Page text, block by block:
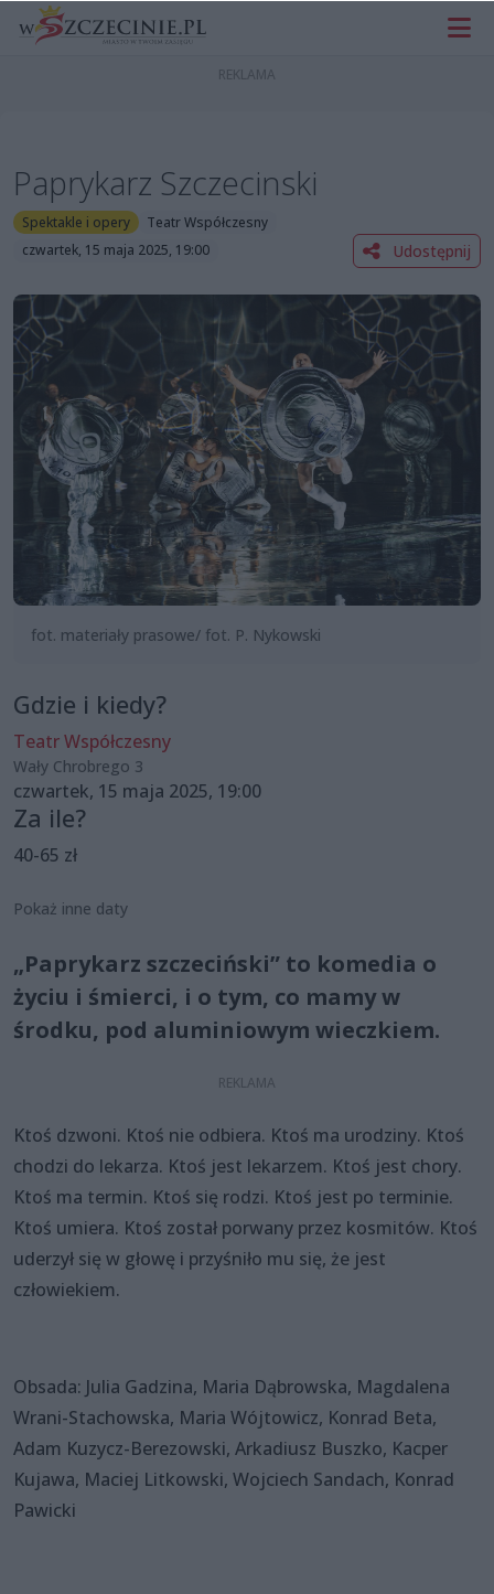
Paprykarz Szczecinski
Spektakle i opery
Teatr Współczesny
czwartek, 15 maja 2025, 19:00
Udostępnij
fot. materiały prasowe/ fot. P. Nykowski
Gdzie i kiedy?
Teatr Współczesny
Wały Chrobrego 3
czwartek, 15 maja 2025, 19:00
Za ile?
40-65 zł
Pokaż inne daty
„Paprykarz szczeciński” to komedia o
życiu i śmierci, i o tym, co mamy w
środku, pod aluminiowym wieczkiem.
Ktoś dzwoni. Ktoś nie odbiera. Ktoś ma urodziny. Ktoś
chodzi do lekarza. Ktoś jest lekarzem. Ktoś jest chory.
Ktoś ma termin. Ktoś się rodzi. Ktoś jest po terminie.
Ktoś umiera. Ktoś został porwany przez kosmitów. Ktoś
uderzył się w głowę i przyśniło mu się, że jest
człowiekiem.
Obsada: Julia Gadzina, Maria Dąbrowska, Magdalena
Wrani-Stachowska, Maria Wójtowicz, Konrad Beta,
Adam Kuzycz-Berezowski, Arkadiusz Buszko, Kacper
Kujawa, Maciej Litkowski, Wojciech Sandach, Konrad
Pawicki